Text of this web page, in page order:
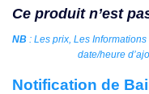
Ce produit n’est
NB : Les prix, Les
date/heure
Notification de